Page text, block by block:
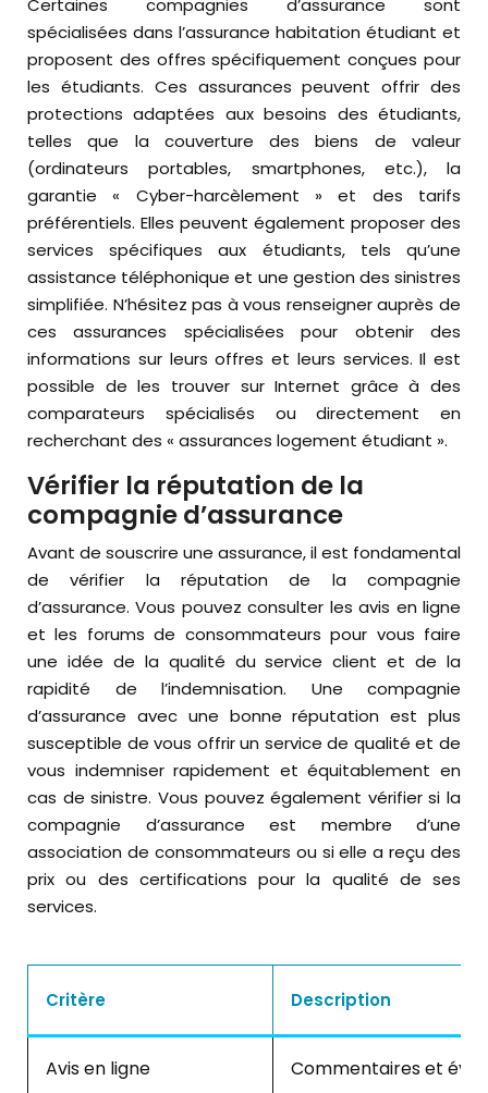
Certaines compagnies d’assurance sont
spécialisées dans l’assurance habitation étudiant et
proposent des offres spécifiquement conçues pour
les étudiants. Ces assurances peuvent offrir des
protections adaptées aux besoins des étudiants,
telles que la couverture des biens de valeur
(ordinateurs portables, smartphones, etc.), la
garantie « Cyber-harcèlement » et des tarifs
préférentiels. Elles peuvent également proposer des
services spécifiques aux étudiants, tels qu’une
assistance téléphonique et une gestion des sinistres
simplifiée. N’hésitez pas à vous renseigner auprès de
ces assurances spécialisées pour obtenir des
informations sur leurs offres et leurs services. Il est
possible de les trouver sur Internet grâce à des
comparateurs spécialisés ou directement en
recherchant des « assurances logement étudiant ».
Vérifier la réputation de la
compagnie d’assurance
Avant de souscrire une assurance, il est fondamental
de vérifier la réputation de la compagnie
d’assurance. Vous pouvez consulter les avis en ligne
et les forums de consommateurs pour vous faire
une idée de la qualité du service client et de la
rapidité de l’indemnisation. Une compagnie
d’assurance avec une bonne réputation est plus
susceptible de vous offrir un service de qualité et de
vous indemniser rapidement et équitablement en
cas de sinistre. Vous pouvez également vérifier si la
compagnie d’assurance est membre d’une
association de consommateurs ou si elle a reçu des
prix ou des certifications pour la qualité de ses
services.
Critère Description
Avis en ligne Commentaires et